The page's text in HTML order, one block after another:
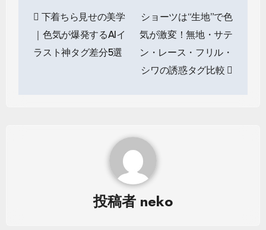
稿
ナ
下着ちら見せの美学
｜色気が爆発するAIイ
ラスト神タグ差分5選
ショーツは“生地”で色
気が激変！無地・サテ
ン・レース・フリル・
シワの誘惑タグ比較
投稿者 neko